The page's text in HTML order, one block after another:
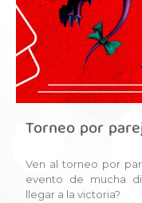
Torneo por
Ven al torneo por
evento de mucha
llegar a la victoria?